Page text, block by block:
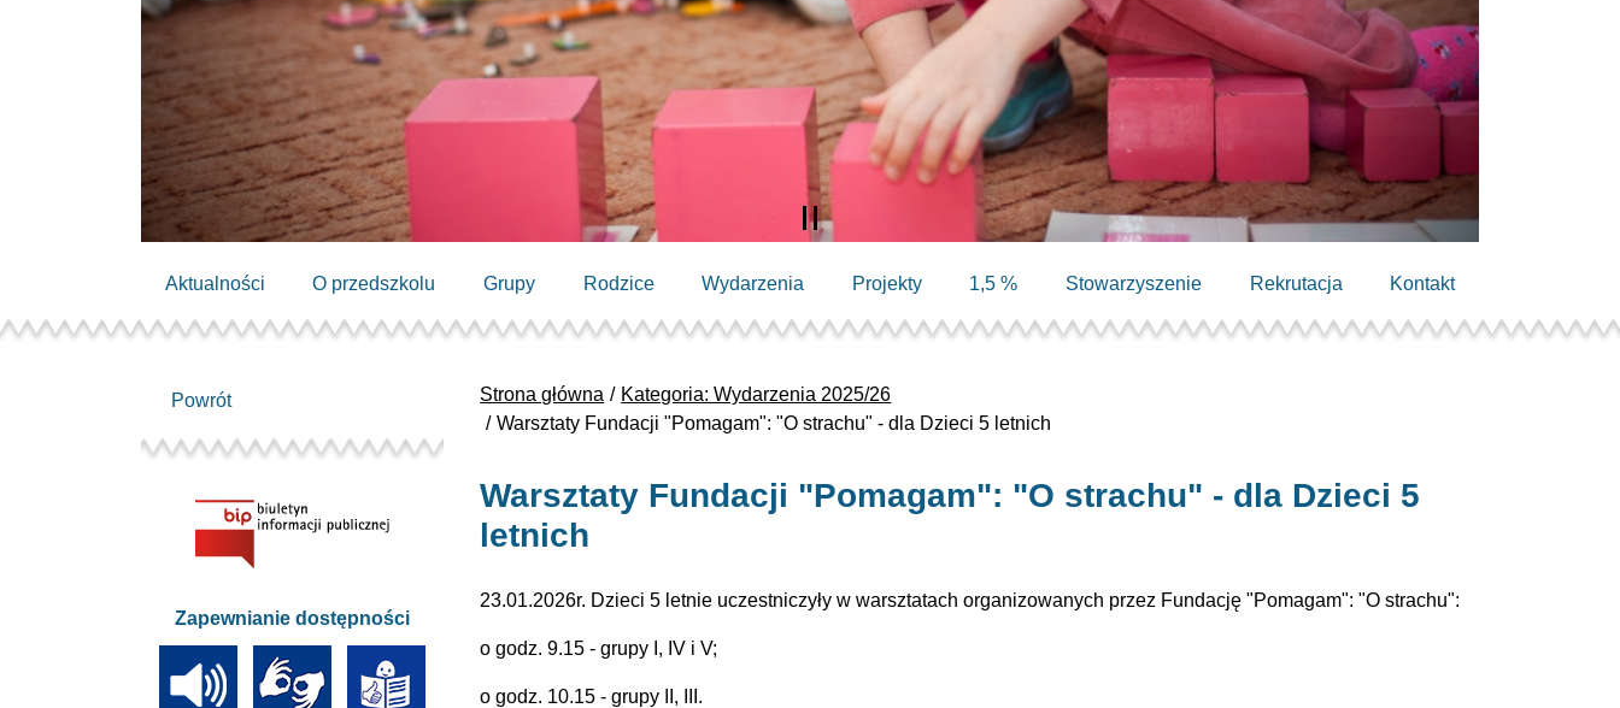
Aktualności O przedszkolu Grupy Rodzice Wydarzenia Projekty 1,5 % Stowarzyszenie Rekrutacja Kontakt
Strona główna
Kategoria: Wydarzenia 2025/26
Warsztaty Fundacji "Pomagam": "O strachu" - dla Dzieci 5 letnich
Warsztaty Fundacji "Pomagam": "O strachu" - dla Dzieci 5
letnich
23.01.2026r. Dzieci 5 letnie uczestniczyły w warsztatach organizowanych przez Fundację "Pomagam": "O strachu":
o godz. 9.15 - grupy I, IV i V;
o godz. 10.15 - grupy II, III.
Powrót
Zapewnianie dostępności